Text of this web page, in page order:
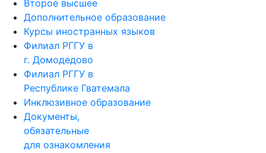
Второе высшее
Дополнительное образование
Курсы иностранных языков
Филиал РГГУ в
г. Домодедово
Филиал РГГУ в
Республике Гватемала
Инклюзивное образование
Документы,
обязательные
для ознакомления